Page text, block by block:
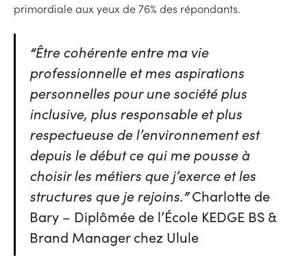
primordiale aux yeux de 76% des répondants.
“Être cohérente entre ma vie
professionnelle et mes aspirations
personnelles pour une société plus
inclusive, plus responsable et plus
respectueuse de l’environnement est
depuis le début ce qui me pousse à
choisir les métiers que j’exerce et les
structures que je rejoins.” Charlotte de
Bary – Diplômée de l’École KEDGE BS &
Brand Manager chez Ulule